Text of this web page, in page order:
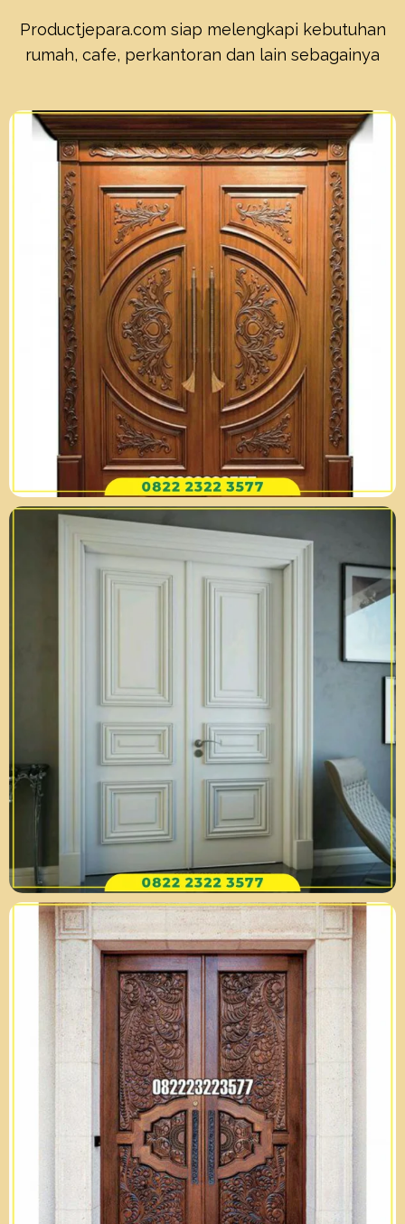
Productjepara.com siap melengkapi kebutuhan
rumah, cafe, perkantoran dan lain sebagainya